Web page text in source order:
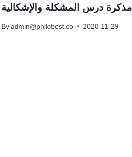
مذكرة درس المشكلة والإشكالية
By admin@philobest.co 2020-11-29